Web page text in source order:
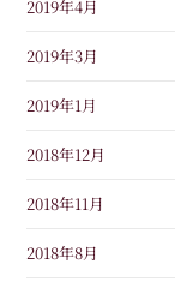
2019年4月
2019年3月
2019年1月
2018年12月
2018年11月
2018年8月